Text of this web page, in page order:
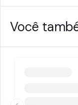
Você